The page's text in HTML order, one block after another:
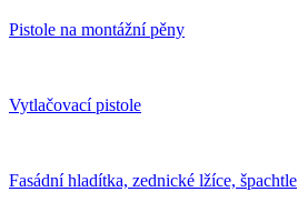
Pistole na montážní pěny
Vytlačovací pistole
Fasádní hladítka, zednické lžíce, špachtle